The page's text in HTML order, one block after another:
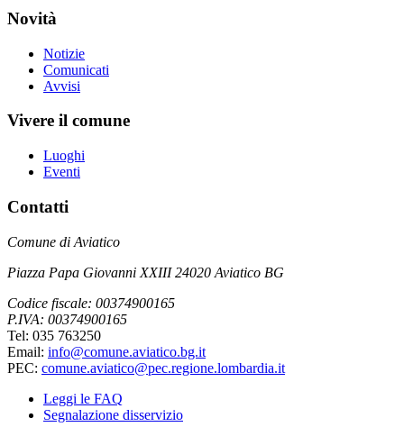
Novità
Notizie
Comunicati
Avvisi
Vivere il comune
Luoghi
Eventi
Contatti
Comune di Aviatico
Piazza Papa Giovanni XXIII 24020 Aviatico BG
Codice fiscale: 00374900165
P.IVA: 00374900165
Tel: 035 763250
Email: info@comune.aviatico.bg.it
PEC: comune.aviatico@pec.regione.lombardia.it
Leggi le FAQ
Segnalazione disservizio